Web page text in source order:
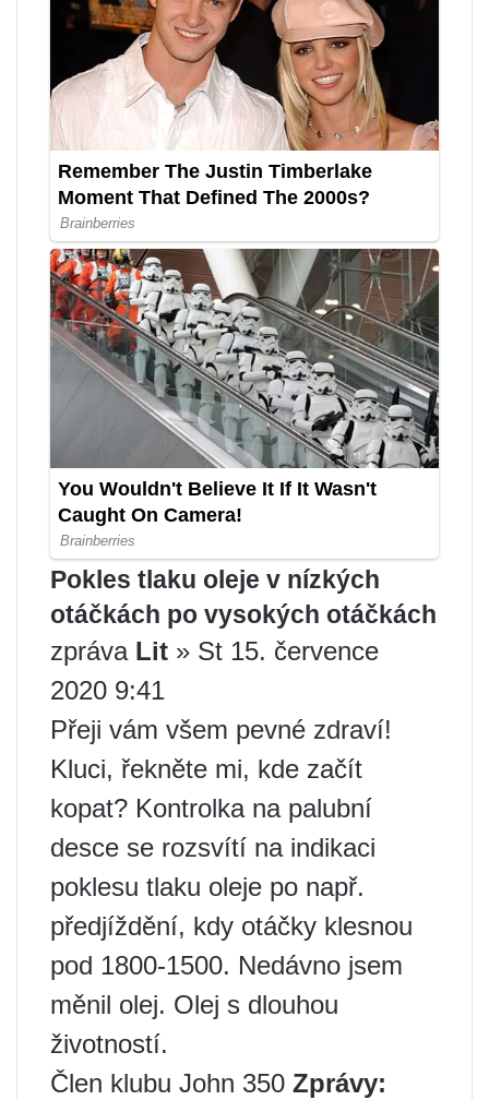
Pokles tlaku oleje v nízkých
otáčkách po vysokých otáčkách
zpráva Lit » St 15. července
2020 9:41
Přeji vám všem pevné zdraví!
Kluci, řekněte mi, kde začít
kopat? Kontrolka na palubní
desce se rozsvítí na indikaci
poklesu tlaku oleje po např.
předjíždění, kdy otáčky klesnou
pod 1800-1500. Nedávno jsem
měnil olej. Olej s dlouhou
životností.
Člen klubu John 350 Zprávy: